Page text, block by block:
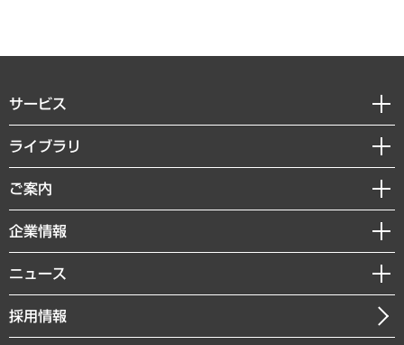
サービス
経営戦略
組織・人事戦略
デジタルイノベーション
共生・ダイバーシティ
GRC（ガバナンス・リスク・コンプライアンス）・防災（政策）
経済・産業・雇用・労働
ライブラリ
経済調査
レポート
コラム
経営用語集
受託・受注実績（官公庁関連）
ご案内
セミナー・イベント情報
MUFGビジネスセミナー
受託案件情報
企業情報
私たちの想い
社長メッセージ
会社概要
ニュース
ニュースリリース
お知らせ
採用情報